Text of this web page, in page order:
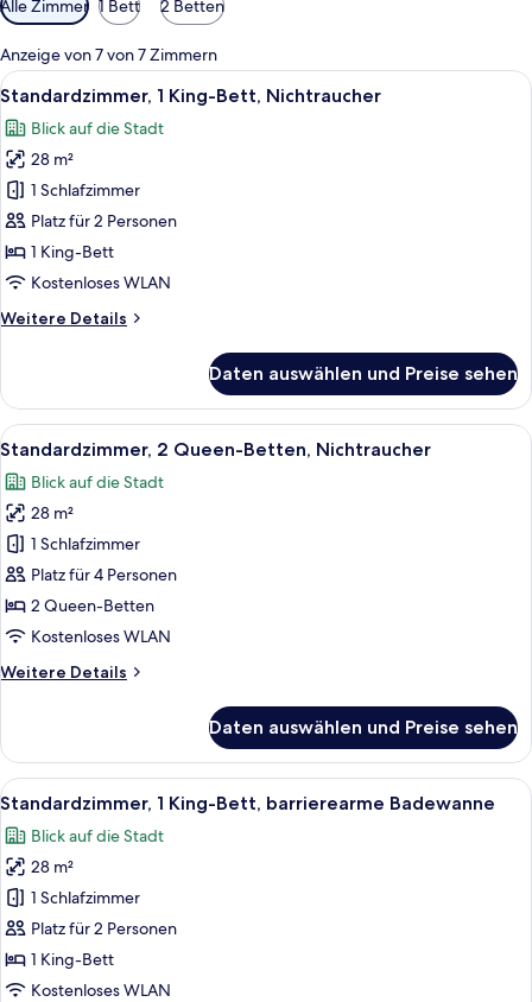
Filter
für
Zimmer
Alle Zimmer 1 Bett 2 Betten
Anzeige von 7 von 7 Zimmern
Alle
Fotos
für
Standardzimmer,
1 King-
Bett,
Nichtraucher
anzeigen
Ein modernes Hotelzimmer mit
4
Standardzimmer, 1 King-Bett, Nichtraucher
Blick auf die Stadt
28 m²
1 Schlafzimmer
Platz für 2 Personen
1 King-Bett
Kostenloses WLAN
Weitere Details
Weitere
1 King-
Bett,
Nichtraucher
Daten auswählen und Preise sehen
Alle
Fotos
für
Standardzimmer,
2 Queen-
Betten,
Nichtraucher
anzeigen
Ein Hotelzimmer mit zwei Betten,
4
Standardzimmer, 2 Queen-Betten, Nichtraucher
Blick auf die Stadt
28 m²
1 Schlafzimmer
Platz für 4 Personen
2 Queen-Betten
Kostenloses WLAN
Weitere Details
Weitere
2 Queen-
Betten,
Nichtraucher
Daten auswählen und Preise sehen
Alle
Fotos
für
Standardzimmer,
1 King-
Bett,
barrierearme
Badewanne
Ein modernes Hotelzimmer mit
4
Standardzimmer, 1 King-Bett, barrierearme Badewanne
Blick auf die Stadt
28 m²
1 Schlafzimmer
Platz für 2 Personen
1 King-Bett
Kostenloses WLAN